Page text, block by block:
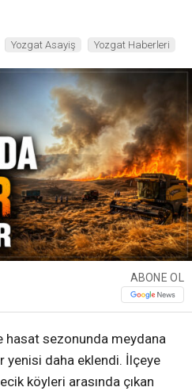
Yozgat Asayiş Yozgat Haberleri
ABONE OL
hasat sezonunda meydana
yenisi daha eklendi. İlçeye
köyleri arasında çıkan